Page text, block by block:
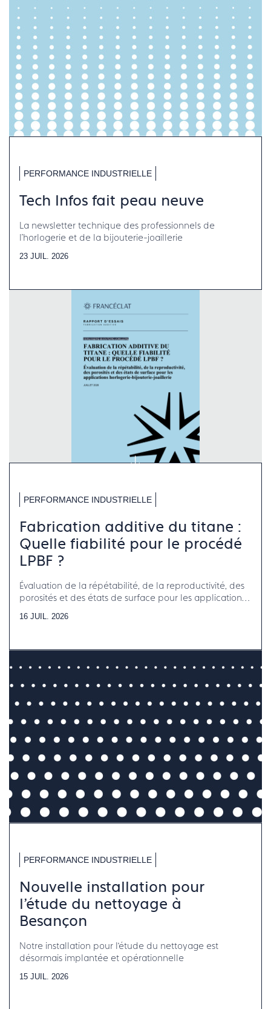
PERFORMANCE INDUSTRIELLE
Tech Infos fait peau neuve
La newsletter technique des professionnels de
l'horlogerie et de la bijouterie-joaillerie
23 JUIL. 2026
PERFORMANCE INDUSTRIELLE
Fabrication additive du titane :
Quelle fiabilité pour le procédé
LPBF ?
Évaluation de la répétabilité, de la reproductivité, des
porosités et des états de surface pour les applications
16 JUIL. 2026
PERFORMANCE INDUSTRIELLE
Nouvelle installation pour
l’étude du nettoyage à
Besançon
Notre installation pour l’étude du nettoyage est
désormais implantée et opérationnelle
15 JUIL. 2026